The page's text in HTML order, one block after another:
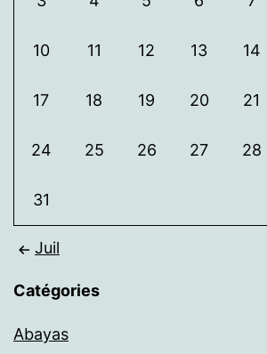
10 11 12 13 14
17 18 19 20 21
24 25 26 27 28
31
Juil
Catégories
Abayas